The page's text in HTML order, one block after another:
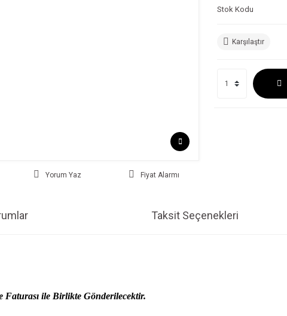
Yorum Yaz Fiyat Alarmı
Stok Kodu
Karşılaştır
Taksit Seçenekleri
Faturası ile Birlikte Gönderilecektir.